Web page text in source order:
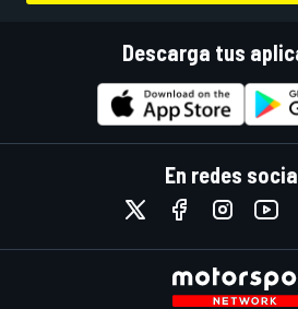
Descarga tus
En redes